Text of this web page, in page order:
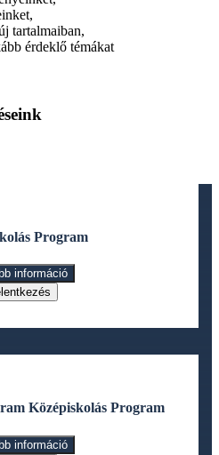
tartalmaiban,
érdeklő témákat
Program
információ
Középiskolás Program
információ